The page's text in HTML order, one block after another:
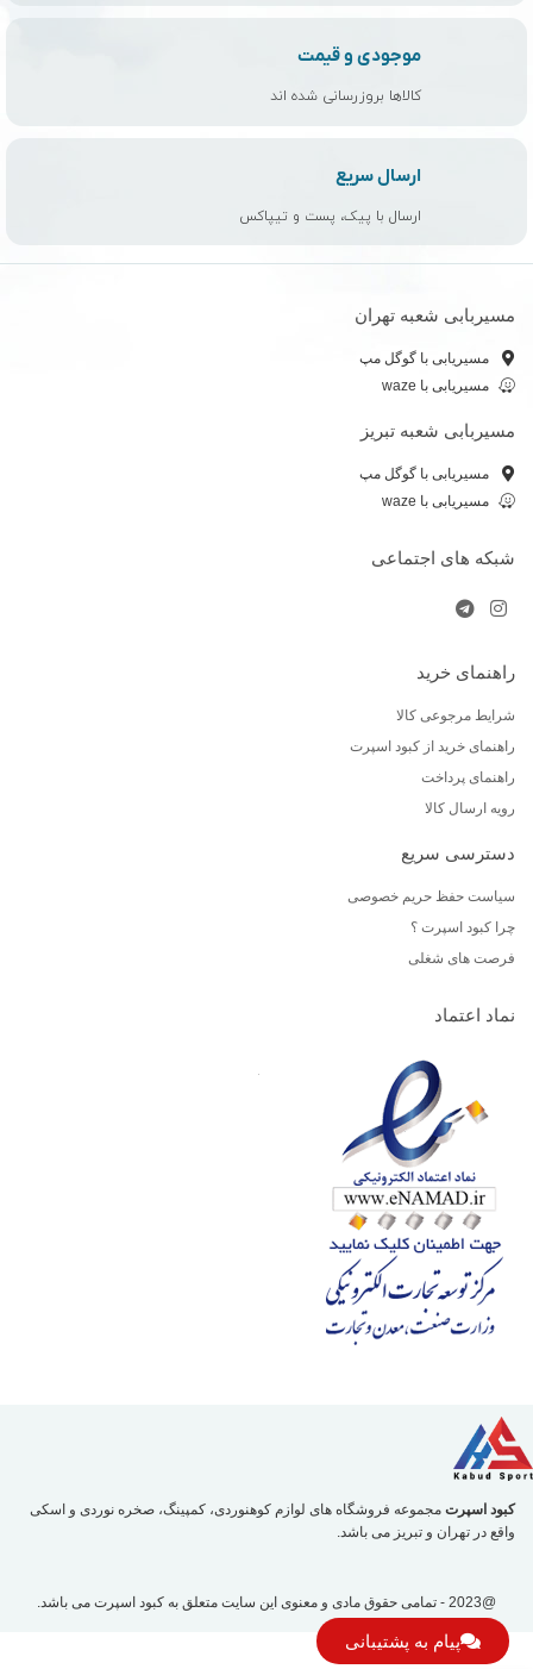
موجودی و قیمت
کالاها بروزرسانی شده اند
ارسال سریع
ارسال با پیک، پست و تیپاکس
مسیربابی شعبه تهران
مسیریابی با گوگل مپ
مسیریابی با waze
مسیربابی شعبه تبریز
مسیریابی با گوگل مپ
مسیریابی با waze
شبکه های اجتماعی
راهنمای خرید
شرایط مرجوعی کالا
راهنمای خرید از کبود اسپرت
راهنمای پرداخت
رویه ارسال کالا
دسترسی سریع
سیاست حفظ حریم خصوصی
چرا کبود اسپرت ؟
فرصت های شغلی
نماد اعتماد
کبود اسپرت مجموعه فروشگاه های لوازم کوهنوردی، کمپینگ، صخره نوردی و اسکی
واقع در تهران و تبریز می باشد.
@2023 - تمامی حقوق مادی و معنوی این سایت متعلق به کبود اسپرت می باشد.
پیام به پشتیبانی